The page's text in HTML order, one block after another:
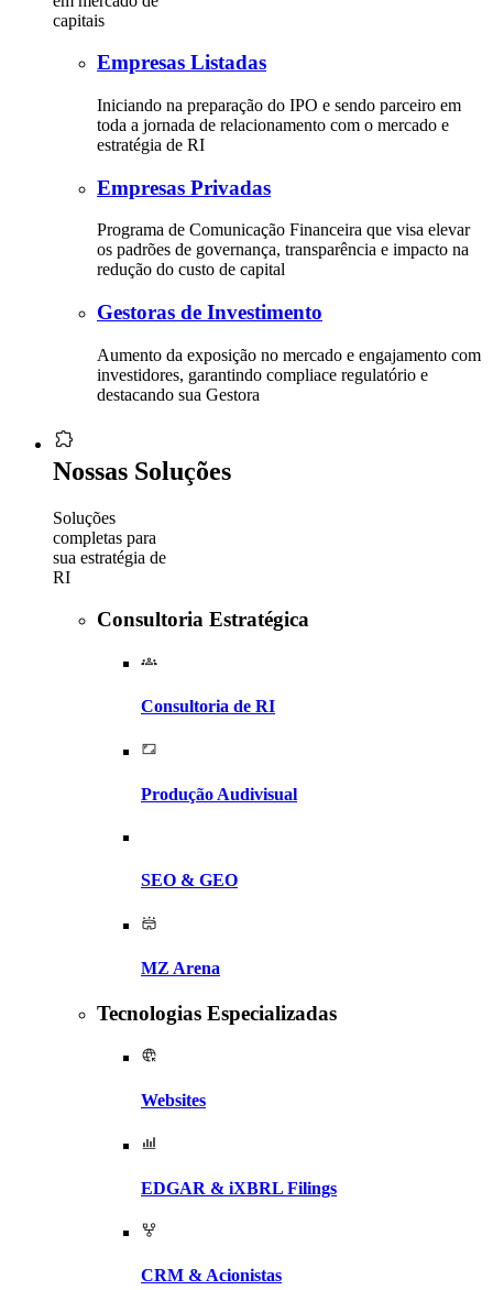
capitais
Empresas Listadas
Iniciando na preparação do IPO e sendo parceiro em
toda a jornada de relacionamento com o mercado e
estratégia de RI
Empresas Privadas
Programa de Comunicação Financeira que visa elevar
os padrões de governança, transparência e impacto na
redução do custo de capital
Gestoras de Investimento
Aumento da exposição no mercado e engajamento com
investidores, garantindo compliace regulatório e
destacando sua Gestora
Nossas Soluções
Soluções
completas para
sua estratégia de
RI
Consultoria Estratégica
Consultoria de RI
Produção Audivisual
SEO & GEO
MZ Arena
Tecnologias Especializadas
Websites
EDGAR & iXBRL Filings
CRM & Acionistas